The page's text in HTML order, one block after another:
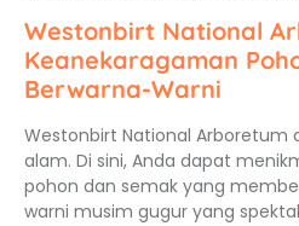
Westonbirt National
Keanekaragaman
Berwarna-Warni
Westonbirt National Arboretum
alam. Di sini, Anda dapat
pohon dan semak yang
warni musim gugur yang